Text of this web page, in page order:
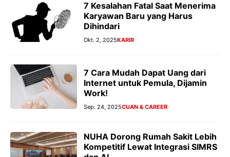
7 Kesalahan Fatal Saat Menerima
Karyawan Baru yang Harus
Dihindari
Okt. 2, 2025KARIR
7 Cara Mudah Dapat Uang dari
Internet untuk Pemula, Dijamin
Work!
Sep. 24, 2025CUAN & CAREER
NUHA Dorong Rumah Sakit Lebih
Kompetitif Lewat Integrasi SIMRS